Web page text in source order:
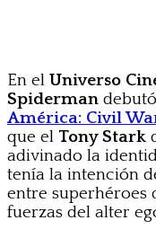
En el Universo
Spiderman
América: Civil
que el Tony Stark
adivinado la
tenía la intención
entre superhéroes
fuerzas del alter